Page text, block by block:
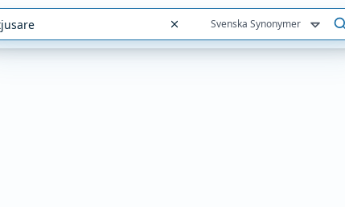
Svenska Synonymer